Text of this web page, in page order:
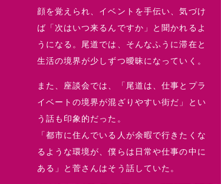
顔を覚えられ、イベントを手伝い、気づけ
ば「次はいつ来るんですか」と聞かれるよ
うになる。尾道では、そんなふうに滞在と
生活の境界が少しずつ曖昧になっていく。
また、座談会では、「尾道は、仕事とプラ
イベートの境界が混ざりやすい街だ」とい
う話も印象的だった。
「都市に住んでいる人が余暇で行きたくな
るような環境が、僕らは日常や仕事の中に
ある」と菅さんはそう話していた。